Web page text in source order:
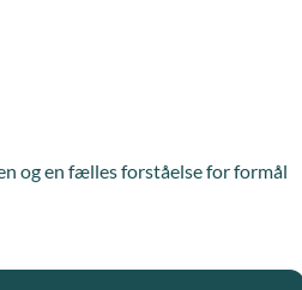
og en fælles forståelse for formål